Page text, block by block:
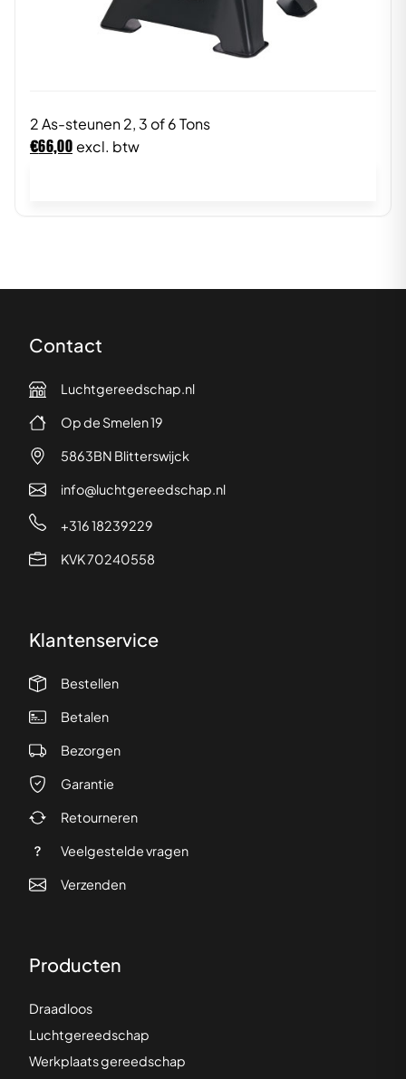
2 As-steunen 2, 3 of 6 Tons
€66,00 excl. btw
Contact
Luchtgereedschap.nl
Op de Smelen 19
5863BN Blitterswijck
info@luchtgereedschap.nl
+316 18239229
KVK 70240558
Klantenservice
Bestellen
Betalen
Bezorgen
Garantie
Retourneren
Veelgestelde vragen
Verzenden
Producten
Draadloos
Luchtgereedschap
Werkplaats gereedschap